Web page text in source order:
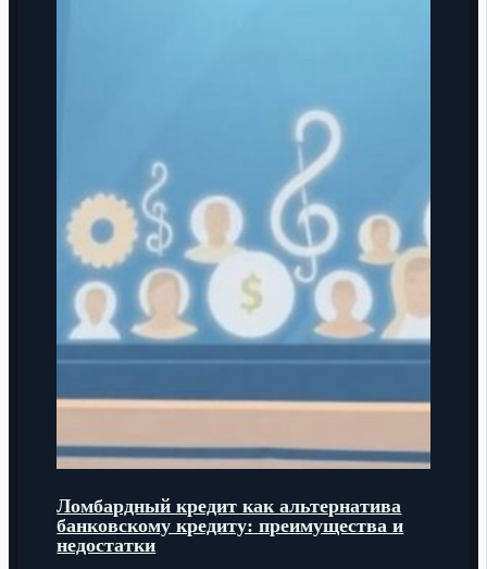
Ломбардный кредит как альтернатива
банковскому кредиту: преимущества и
недостатки